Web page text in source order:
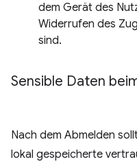
dem Gerät des
Widerrufen des
sind.
Sensible Daten
Nach dem Abmelden
lokal gespeicherte